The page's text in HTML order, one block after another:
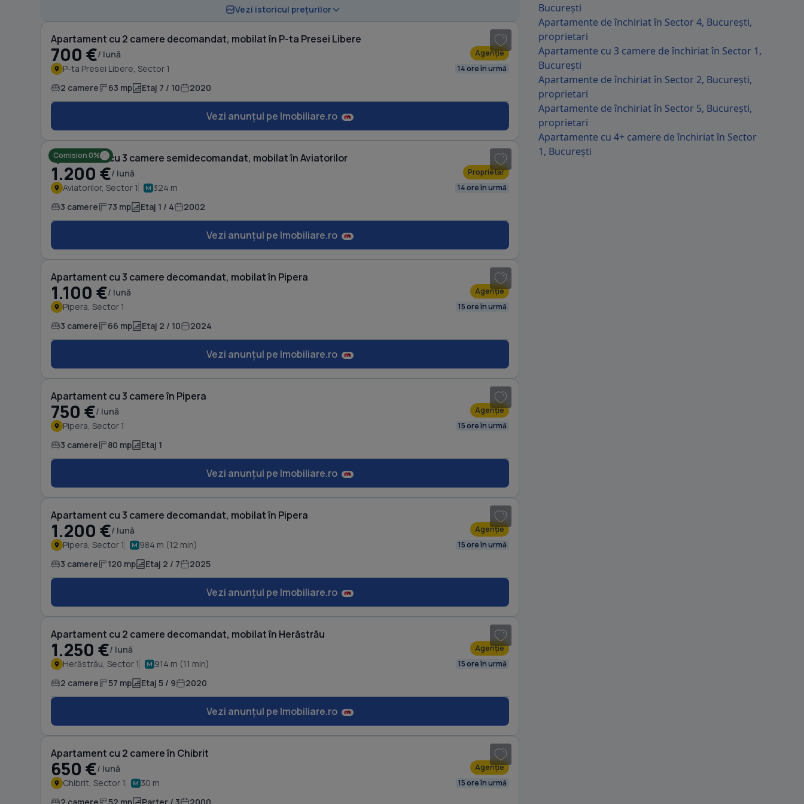
Vezi istoricul prețurilor
Apartament cu 2 camere decomandat, mobilat în P-ta Presei Libere
700 €/ lună Agenție
P-ta Presei Libere, Sector 1 14 ore în urmă
2 camere 63 mp Etaj 7 / 10 2020
Vezi anunțul pe Imobiliare.ro
Apartamentul are suprafață de 67 mp plus balcon de 6 mp
Comision 0%
Apartament cu 3 camere semidecomandat, mobilat în Aviatorilor
1.200 €/ lună Proprietar
Aviatorilor, Sector 1 324 m 14 ore în urmă
3 camere 73 mp Etaj 1 / 4 2002
Vezi anunțul pe Imobiliare.ro
Apartament cu 3 camere decomandat, mobilat în Pipera
1.100 €/ lună Agenție
Pipera, Sector 1 15 ore în urmă
3 camere 66 mp Etaj 2 / 10 2024
Vezi anunțul pe Imobiliare.ro
Apartament cu 3 camere în Pipera
750 €/ lună Agenție
Pipera, Sector 1 15 ore în urmă
3 camere 80 mp Etaj 1
Vezi anunțul pe Imobiliare.ro
Apartament cu 3 camere decomandat, mobilat în Pipera
1.200 €/ lună Agenție
Pipera, Sector 1 984 m (12 min) 15 ore în urmă
3 camere 120 mp Etaj 2 / 7 2025
Vezi anunțul pe Imobiliare.ro
Apartament cu 2 camere decomandat, mobilat în Herăstrău
1.250 €/ lună Agenție
Herăstrău, Sector 1 914 m (11 min) 15 ore în urmă
2 camere 57 mp Etaj 5 / 9 2020
Vezi anunțul pe Imobiliare.ro
Apartament cu 2 camere în Chibrit
650 €/ lună Agenție
Chibrit, Sector 1 30 m 15 ore în urmă
București
Apartamente de închiriat în Sector 4, București,
proprietari
Apartamente cu 3 camere de închiriat în Sector 1,
București
Apartamente de închiriat în Sector 2, București,
proprietari
Apartamente de închiriat în Sector 5, București,
proprietari
Apartamente cu 4+ camere de închiriat în Sector
1, București